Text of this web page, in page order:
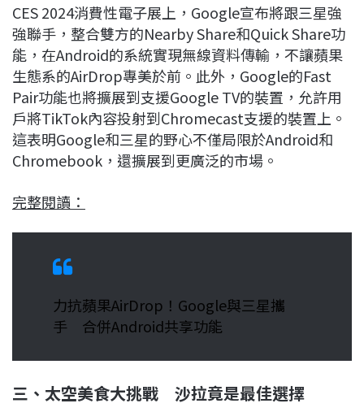
CES 2024消費性電子展上，Google宣布將跟三星強
強聯手，整合雙方的Nearby Share和Quick Share功
能，在Android的系統實現無線資料傳輸，不讓蘋果
生態系的AirDrop專美於前。此外，Google的Fast
Pair功能也將擴展到支援Google TV的裝置，允許用
戶將TikTok內容投射到Chromecast支援的裝置上。
這表明Google和三星的野心不僅局限於Android和
Chromebook，還擴展到更廣泛的市場。
完整閱讀：
力抗蘋果AirDrop！Google與三星攜
手 合併Android共享功能
三、太空美食大挑戰 沙拉竟是最佳選擇